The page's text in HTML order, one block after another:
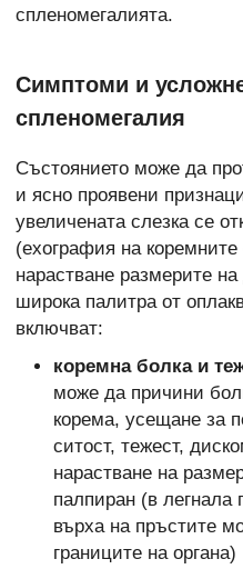
спленомегалията.
Симптоми и
спленомегалия
Състоянието може да
и ясно проявени
увеличената слезка се
(ехография на
нарастване размерите
широка палитра от
включват:
коремна болка и
може да причини
корема, усещане за
ситост, тежест,
нарастване на
палпиран (в легнала
върха на пръстите
границите на органа)